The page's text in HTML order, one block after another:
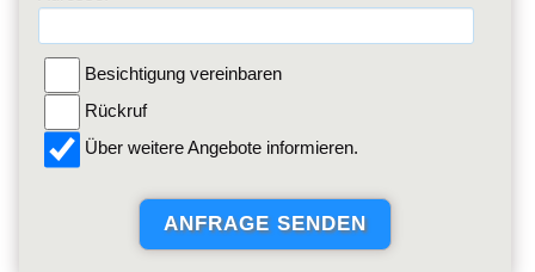
Besichtigung vereinbaren
Rückruf
Über weitere Angebote informieren.